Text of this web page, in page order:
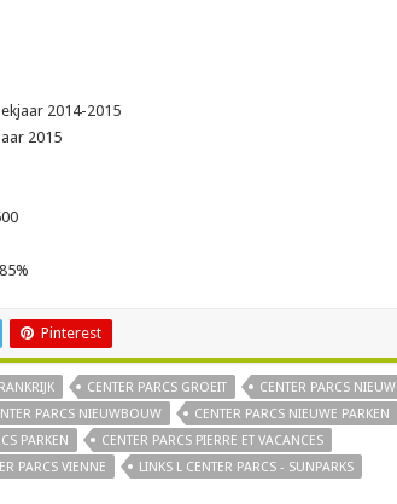
2014-2015
2015
Pinterest
CENTER PARCS GROEIT
CENTER PARCS NIEUW
PARCS NIEUWBOUW
CENTER PARCS NIEUWE PARKEN
PARKEN
CENTER PARCS PIERRE ET VACANCES
PARCS VIENNE
LINKS L CENTER PARCS - SUNPARKS